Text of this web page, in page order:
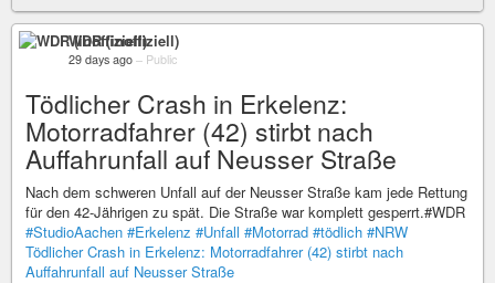
WDR (inoffiziell)
29 days ago – Public
Tödlicher Crash in Erkelenz:
Motorradfahrer (42) stirbt nach
Auffahrunfall auf Neusser Straße
Nach dem schweren Unfall auf der Neusser Straße kam jede Rettung
für den 42-Jährigen zu spät. Die Straße war komplett gesperrt.#WDR
#StudioAachen #Erkelenz #Unfall #Motorrad #tödlich #NRW
Tödlicher Crash in Erkelenz: Motorradfahrer (42) stirbt nach
Auffahrunfall auf Neusser Straße